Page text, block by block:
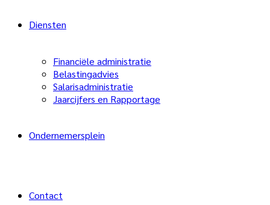
Diensten
Financiële administratie
Belastingadvies
Salarisadministratie
Jaarcijfers en Rapportage
Ondernemersplein
Contact